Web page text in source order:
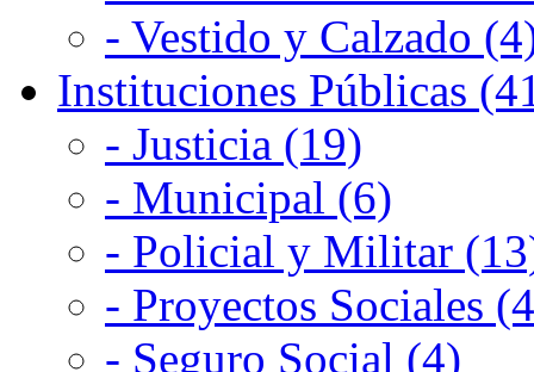
- Vestido y Calzado
Instituciones Públicas
- Justicia (19)
- Municipal (6)
- Policial y Militar
- Proyectos Sociales
- Seguro Social (4)